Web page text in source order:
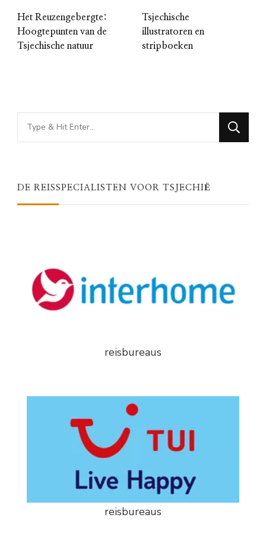
Het Reuzengebergte:
Hoogtepunten van de
Tsjechische natuur
Tsjechische
illustratoren en
stripboeken
Looking
for
DE REISSPECIALISTEN VOOR TSJECHIË
reisbureaus
reisbureaus